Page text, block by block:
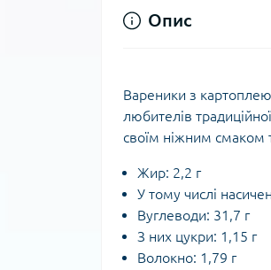
Опис
Вареники з
любителів
своїм ніжним смаком
Жир: 2,2 г
У тому числі
Вуглеводи: 31,7 г
З них цукри: 1,15 г
Волокно: 1,79 г